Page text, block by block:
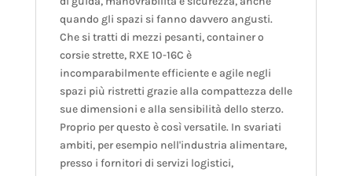
quando gli spazi si fanno davvero angusti.
Che si tratti di mezzi pesanti, container o
corsie strette, RXE 10-16C è
incomparabilmente efficiente e agile negli
spazi più ristretti grazie alla compattezza delle
sue dimensioni e alla sensibilità dello sterzo.
Proprio per questo è così versatile. In svariati
ambiti, per esempio nell'industria alimentare,
presso i fornitori di servizi logistici,